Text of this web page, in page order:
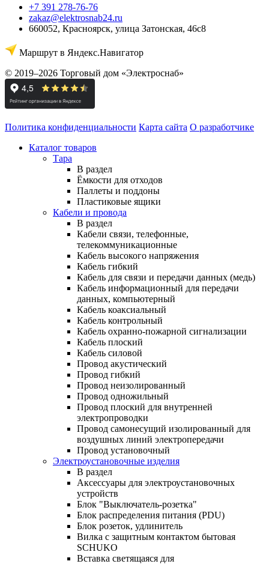
+7 391 278-76-76
zakaz@elektrosnab24.ru
660052, Красноярск, улица Затонская, 46с8
Маршрут в Яндекс.Навигатор
© 2019–2026 Торговый дом «Электроснаб»
Политика конфиденциальности Карта сайта О разработчике
Каталог товаров
Тара
В раздел
Ёмкости для отходов
Паллеты и поддоны
Пластиковые ящики
Кабели и провода
В раздел
Кабели связи, телефонные,
телекоммуникационные
Кабель высокого напряжения
Кабель гибкий
Кабель для связи и передачи данных (медь)
Кабель информационный для передачи
данных, компьютерный
Кабель коаксиальный
Кабель контрольный
Кабель охранно-пожарной сигнализации
Кабель плоский
Кабель силовой
Провод акустический
Провод гибкий
Провод неизолированный
Провод одножильный
Провод плоский для внутренней
электропроводки
Провод самонесущий изолированный для
воздушных линий электропередачи
Провод установочный
Электроустановочные изделия
В раздел
Аксессуары для электроустановочных
устройств
Блок "Выключатель-розетка"
Блок распределения питания (PDU)
Блок розеток, удлинитель
Вилка с защитным контактом бытовая
SCHUKO
Вставка светящаяся для